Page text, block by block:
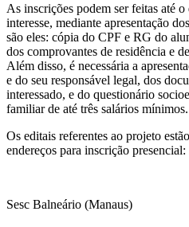
As inscrições podem ser feitas até
interesse, mediante apresentação
são eles: cópia do CPF e RG do
dos comprovantes de residência e
Além disso, é necessária a
e do seu responsável legal, dos
interessado, e do questionário
familiar de até três salários mínimos.
Os editais referentes ao projeto
endereços para inscrição presencial:
Sesc Balneário (Manaus)